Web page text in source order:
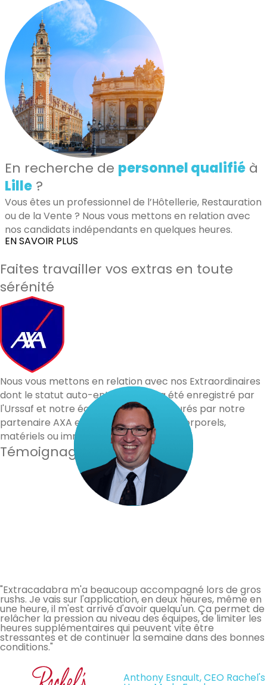
En recherche de personnel qualifié à
Lille ?
Vous êtes un professionnel de l’Hôtellerie, Restauration
ou de la Vente ? Nous vous mettons en relation avec
nos candidats indépendants en quelques heures.
EN SAVOIR PLUS
Faites travailler vos extras en toute
sérénité
Nous vous mettons en relation avec nos Extraordinaires
dont le statut auto-entrepreneur a été enregistré par
l'Urssaf et notre équipe. Vous êtes assurés par notre
partenaire AXA en cas de dommages corporels,
matériels ou immatériels.
Témoignages de nos clients
"Extracadabra m'a beaucoup accompagné lors de gros
rushs. Je vais sur l'application, en deux heures, même en
une heure, il m'est arrivé d'avoir quelqu'un. Ça permet de
relâcher la pression au niveau des équipes, de limiter les
heures supplémentaires qui peuvent vite être
stressantes et de continuer la semaine dans des bonnes
conditions."
Anthony Esnault, CEO Rachel's